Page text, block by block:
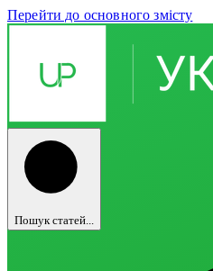
Перейти до основного змісту
Пошук статей...